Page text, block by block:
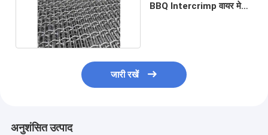
BBQ Intercrimp वायर मेष
जारी रखें
अनुशंसित उत्पाद